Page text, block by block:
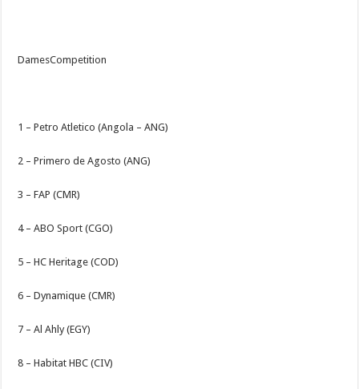
DamesCompetition
1 – Petro Atletico (Angola – ANG)
2 – Primero de Agosto (ANG)
3 – FAP (CMR)
4 – ABO Sport (CGO)
5 – HC Heritage (COD)
6 – Dynamique (CMR)
7 – Al Ahly (EGY)
8 – Habitat HBC (CIV)